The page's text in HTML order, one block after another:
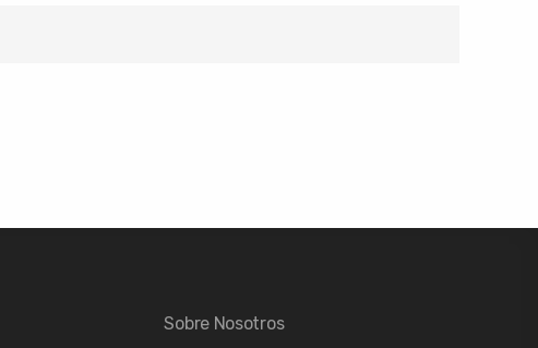
Sobre Nosotros